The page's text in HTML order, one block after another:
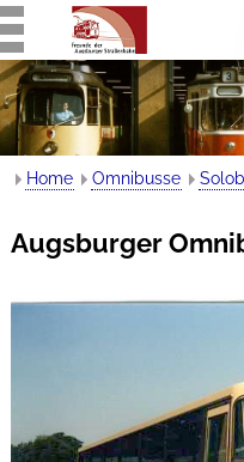
Home Omnibusse
Augsburger